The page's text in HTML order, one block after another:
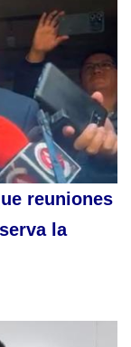
reuniones
la